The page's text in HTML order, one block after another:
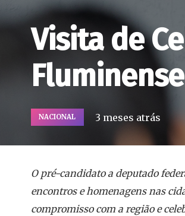
Visita de
Fluminense
NACIONAL 3 meses atrás
O pré-candidato a deputado
encontros e homenagens nas
compromisso com a região e